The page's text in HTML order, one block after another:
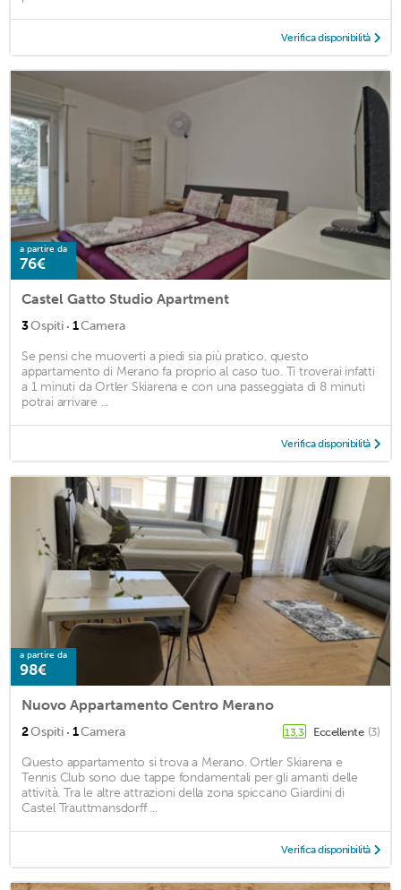
Verifica disponibilità
a partire da
76€
Castel Gatto Studio Apartment
3Ospiti · 1Camera
Se pensi che muoverti a piedi sia più pratico, questo
appartamento di Merano fa proprio al caso tuo. Ti troverai infatti
a 1 minuti da Ortler Skiarena e con una passeggiata di 8 minuti
potrai arrivare ...
Verifica disponibilità
a partire da
98€
Nuovo Appartamento Centro Merano
2Ospiti · 1Camera 13,3 Eccellente (3)
Questo appartamento si trova a Merano. Ortler Skiarena e
Tennis Club sono due tappe fondamentali per gli amanti delle
attività. Tra le altre attrazioni della zona spiccano Giardini di
Castel Trauttmansdorff ...
Verifica disponibilità